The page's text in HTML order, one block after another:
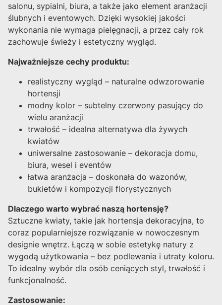
salonu, sypialni, biura, a także jako element aranżacji
ślubnych i eventowych. Dzięki wysokiej jakości
wykonania nie wymaga pielęgnacji, a przez cały rok
zachowuje świeży i estetyczny wygląd.
Najważniejsze cechy produktu:
realistyczny wygląd – naturalne odwzorowanie
hortensji
modny kolor – subtelny czerwony pasujący do
wielu aranżacji
trwałość – idealna alternatywa dla żywych
kwiatów
uniwersalne zastosowanie – dekoracja domu,
biura, wesel i eventów
łatwa aranżacja – doskonała do wazonów,
bukietów i kompozycji florystycznych
Dlaczego warto wybrać naszą hortensję?
Sztuczne kwiaty, takie jak hortensja dekoracyjna, to
coraz popularniejsze rozwiązanie w nowoczesnym
designie wnętrz. Łączą w sobie estetykę natury z
wygodą użytkowania – bez podlewania i utraty koloru.
To idealny wybór dla osób ceniących styl, trwałość i
funkcjonalność.
Zastosowanie: